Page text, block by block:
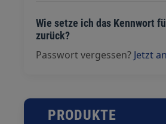
Wie setze ich das Kennwort
zurück?
Passwort vergessen? Jetzt
PRODUKTE